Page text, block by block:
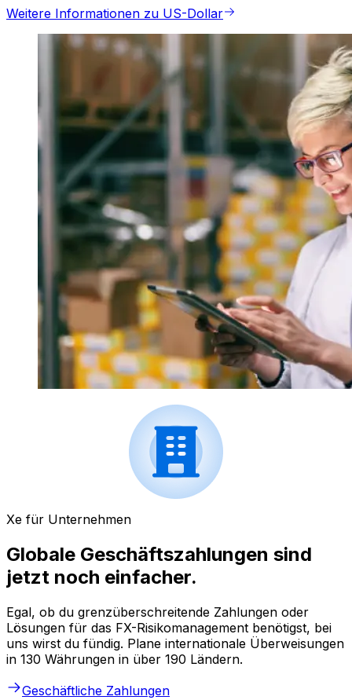
Weitere Informationen zu US-Dollar
Xe für Unternehmen
Globale Geschäftszahlungen sind
jetzt noch einfacher.
Egal, ob du grenzüberschreitende Zahlungen oder
Lösungen für das FX-Risikomanagement benötigst, bei
uns wirst du fündig. Plane internationale Überweisungen
in 130 Währungen in über 190 Ländern.
Geschäftliche Zahlungen